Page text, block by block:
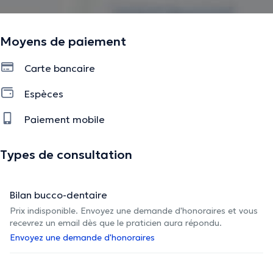
Moyens de paiement
Carte bancaire
Espèces
Paiement mobile
Types de consultation
Bilan bucco-dentaire
Prix indisponible. Envoyez une demande d'honoraires et vous
recevrez un email dès que le praticien aura répondu.
Envoyez une demande d'honoraires